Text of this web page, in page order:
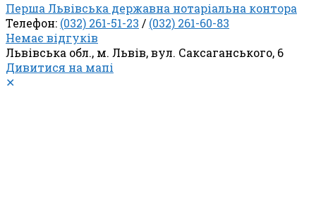
Перша Львівська державна нотаріальна контора
Телефон: (032) 261-51-23 / (032) 261-60-83
Немає відгуків
Львівська обл., м. Львів, вул. Саксаганського, 6
Дивитися на мапі
✕